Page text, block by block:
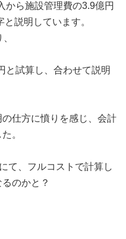
から施設管理費の3.9億円
説明しています。
と試算し、合わせて説明
仕方に憤りを感じ、会計
。
て、フルコストで計算し
のかと？